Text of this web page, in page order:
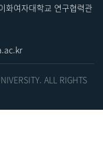
화여자대학교 연구협력관
ALL RIGHTS